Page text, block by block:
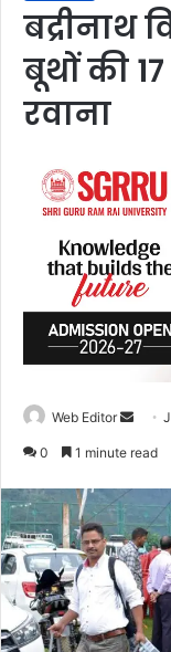
बद्रीनाथ
बूथों की 17
रवाना
Web Editor
a
n
e
m
a
0 1 minute read